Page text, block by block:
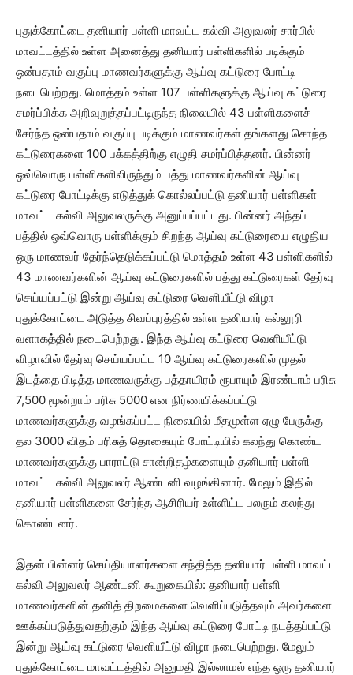
புதுக்கோட்டை தனியார் பள்ளி மாவட்ட கல்வி அலுவலர் சார்பில்
மாவட்டத்தில் உள்ள அனைத்து தனியார் பள்ளிகளில் படிக்கும்
ஒன்பதாம் வகுப்பு மாணவர்களுக்கு ஆய்வு கட்டுரை போட்டி
நடைபெற்றது. மொத்தம் உள்ள 107 பள்ளிகளுக்கு ஆய்வு கட்டுரை
சமர்ப்பிக்க அறிவுறுத்தப்பட்டிருந்த நிலையில் 43 பள்ளிகளைச்
சேர்ந்த ஒன்பதாம் வகுப்பு படிக்கும் மாணவர்கள் தங்களது சொந்த
கட்டுரைகளை 100 பக்கத்திற்கு எழுதி சமர்ப்பித்தனர். பின்னர்
ஒவ்வொரு பள்ளிகளிலிருந்தும் பத்து மாணவர்களின் ஆய்வு
கட்டுரை போட்டிக்கு எடுத்துக் கொல்லப்பட்டு தனியார் பள்ளிகள்
மாவட்ட கல்வி அலுவலருக்கு அனுப்பப்பட்டது. பின்னர் அந்தப்
பத்தில் ஒவ்வொரு பள்ளிக்கும் சிறந்த ஆய்வு கட்டுரையை எழுதிய
ஒரு மாணவர் தேர்ந்தெடுக்கப்பட்டு மொத்தம் உள்ள 43 பள்ளிகளில்
43 மாணவர்களின் ஆய்வு கட்டுரைகளில் பத்து கட்டுரைகள் தேர்வு
செய்யப்பட்டு இன்று ஆய்வு கட்டுரை வெளியீட்டு விழா
புதுக்கோட்டை அடுத்த சிவப்புரத்தில் உள்ள தனியார் கல்லூரி
வளாகத்தில் நடைபெற்றது. இந்த ஆய்வு கட்டுரை வெளியீட்டு
விழாவில் தேர்வு செய்யப்பட்ட 10 ஆய்வு கட்டுரைகளில் முதல்
இடத்தை பிடித்த மாணவருக்கு பத்தாயிரம் ரூபாயும் இரண்டாம் பரிசு
7,500 மூன்றாம் பரிசு 5000 என நிர்ணயிக்கப்பட்டு
மாணவர்களுக்கு வழங்கப்பட்ட நிலையில் மீதமுள்ள ஏழு பேருக்கு
தல 3000 விதம் பரிசுத் தொகையும் போட்டியில் கலந்து கொண்ட
மாணவர்களுக்கு பாராட்டு சான்றிதழ்களையும் தனியார் பள்ளி
மாவட்ட கல்வி அலுவலர் ஆண்டனி வழங்கினார். மேலும் இதில்
தனியார் பள்ளிகளை சேர்ந்த ஆசிரியர் உள்ளிட்ட பலரும் கலந்து
கொண்டனர்.
இதன் பின்னர் செய்தியாளர்களை சந்தித்த தனியார் பள்ளி மாவட்ட
கல்வி அலுவலர் ஆண்டனி கூறுகையில்: தனியார் பள்ளி
மாணவர்களின் தனித் திறமைகளை வெளிப்படுத்தவும் அவர்களை
ஊக்கப்படுத்துவதற்கும் இந்த ஆய்வு கட்டுரை போட்டி நடத்தப்பட்டு
இன்று ஆய்வு கட்டுரை வெளியீட்டு விழா நடைபெற்றது. மேலும்
புதுக்கோட்டை மாவட்டத்தில் அனுமதி இல்லாமல் எந்த ஒரு தனியார்